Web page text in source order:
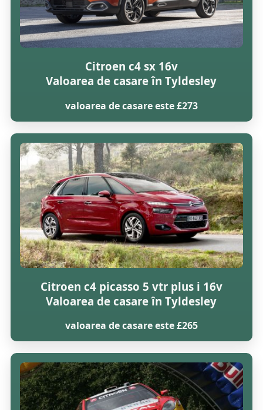
Citroen c4 sx 16v
Valoarea de casare în Tyldesley
valoarea de casare este £273
Citroen c4 picasso 5 vtr plus i 16v
Valoarea de casare în Tyldesley
valoarea de casare este £265